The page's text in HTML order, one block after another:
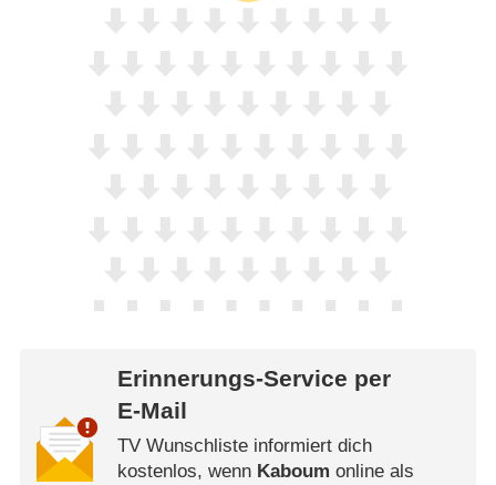
Erinnerungs-Service per
E-Mail
TV Wunschliste informiert dich
kostenlos, wenn Kaboum online als